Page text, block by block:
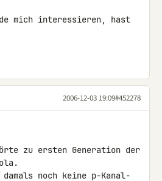
mich interessieren, hast
2006-12-03 19:09#452278
zu ersten Generation der
noch keine p-Kanal-